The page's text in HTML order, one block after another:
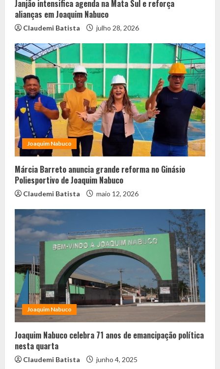
Janjão intensifica agenda na Mata Sul e reforça
alianças em Joaquim Nabuco
Claudemi Batista julho 28, 2026
Joaquim Nabuco
Márcia Barreto anuncia grande reforma no Ginásio
Poliesportivo de Joaquim Nabuco
Claudemi Batista maio 12, 2026
Joaquim Nabuco
Joaquim Nabuco celebra 71 anos de emancipação política
nesta quarta
Claudemi Batista junho 4, 2025